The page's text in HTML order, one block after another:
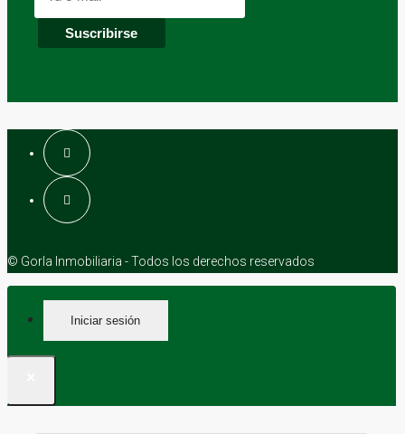
© Gorla Inmobiliaria - Todos los derechos reservados
Iniciar sesión